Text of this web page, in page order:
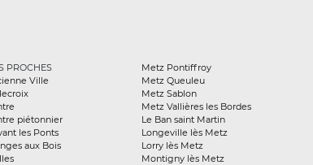
PROCHES
Ville
piétonnier
les Ponts
aux Bois
Metz Pontiffroy
Metz Queuleu
Metz Sablon
Metz Vallières les Bordes
Le Ban saint Martin
Longeville lès Metz
Lorry lès Metz
Montigny lès Metz